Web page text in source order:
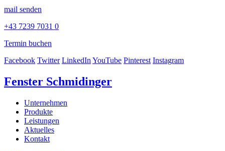
mail senden
+43 7239 7031 0
Termin buchen
Facebook Twitter LinkedInYouTube Pinterest Instagram
Fenster Schmidinger
Unternehmen
Produkte
Leistungen
Aktuelles
Kontakt